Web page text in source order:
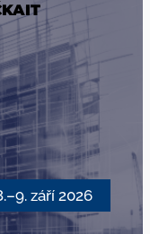
září 2026